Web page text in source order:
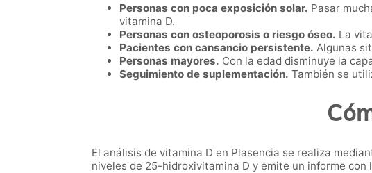
Personas con poca exposición solar. Pasar
vitamina D.
Personas con osteoporosis o riesgo óseo. La
Pacientes con cansancio persistente. Algunas
Personas mayores. Con la edad disminuye la
Seguimiento de suplementación. También se
El análisis de vitamina D en Plasencia se realiza
niveles de 25-hidroxivitamina D y emite un informe con